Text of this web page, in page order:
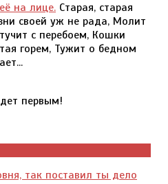
на лице. Старая, старая
своей уж не рада, Молит
с перебоем, Кошки
горем, Тужит о бедном
первым!
так поставил ты дело